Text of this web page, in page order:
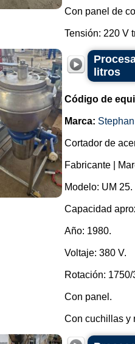
Con panel de
Tensión: 220 V
litros
Código de
Marca: Stephan
Cortador de
Fabricante |
Modelo: UM 25.
Capacidad
Año: 1980.
Voltaje: 380 V.
Rotación:
Con panel.
Con cuchillas y